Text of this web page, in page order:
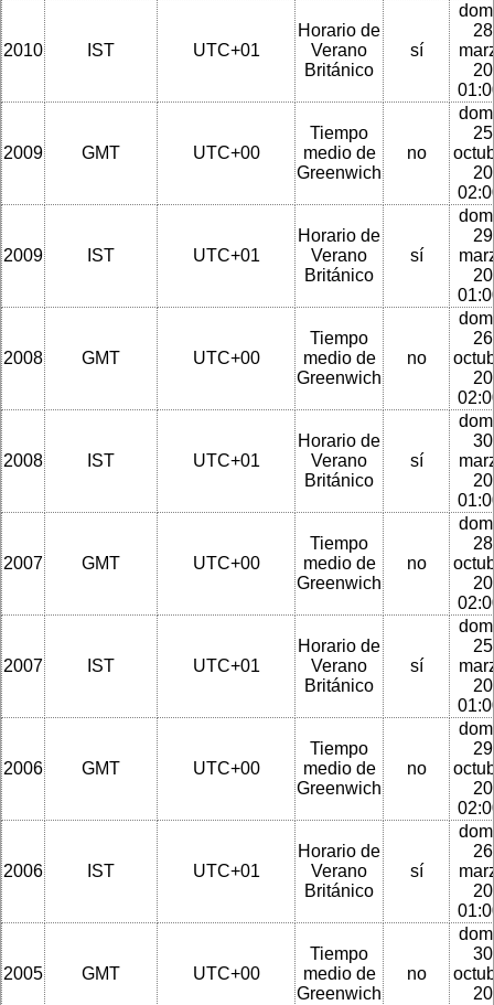
2010 IST UTC+01
Horario de
Verano
Británico
sí
2009 GMT UTC+00
Tiempo
medio de
Greenwich
no
2009 IST UTC+01
Horario de
Verano
Británico
sí
2008 GMT UTC+00
Tiempo
medio de
Greenwich
no
2008 IST UTC+01
Horario de
Verano
Británico
sí
2007 GMT UTC+00
Tiempo
medio de
Greenwich
no
2007 IST UTC+01
Horario de
Verano
Británico
sí
2006 GMT UTC+00
Tiempo
medio de
Greenwich
no
2006 IST UTC+01
Horario de
Verano
Británico
sí
2005 GMT UTC+00
Tiempo
medio de
Greenwich
no